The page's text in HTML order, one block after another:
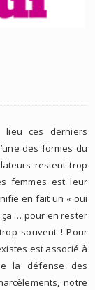
lieu ces derniers
des formes du
restent trop
femmes est leur
en fait un « oui
ça … pour en rester
souvent !Pour
est associé à
la défense des
notre